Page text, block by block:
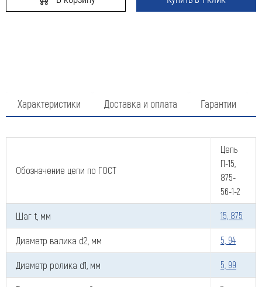
Характеристики Доставка и оплата Гарантии
Обозначение цепи по ГОСТ
Цепь
П-15,
875-
56-1-2
Шаг t, мм 15, 875
Диаметр валика d2, мм 5, 94
Диаметр ролика d1, мм 5, 99
Как к Вам обращаться (обязательно)